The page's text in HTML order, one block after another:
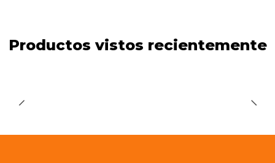
Productos vistos recientemente